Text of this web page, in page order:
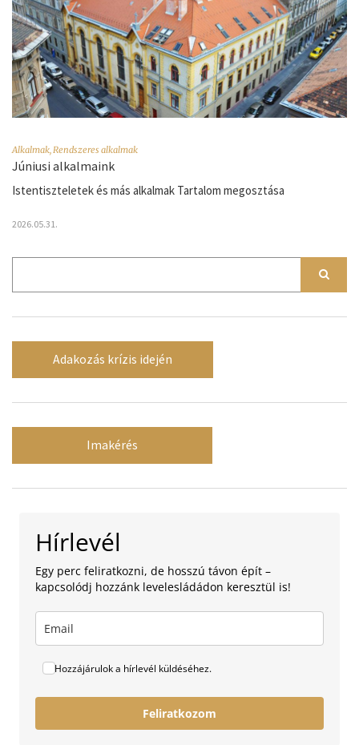
Alkalmak Rendszeres alkalmak
Júniusi alkalmaink
Istentiszteletek és más alkalmak Tartalom megosztása
2026.05.31.
Adakozás krízis idején
Imakérés
Hírlevél
Egy perc feliratkozni, de hosszú távon épít –
kapcsolódj hozzánk levelesládádon keresztül is!
Hozzájárulok a hírlevél küldéséhez.
Feliratkozom